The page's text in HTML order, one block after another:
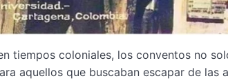
tiempos coloniales, los conventos no
aquellos que buscaban escapar de las